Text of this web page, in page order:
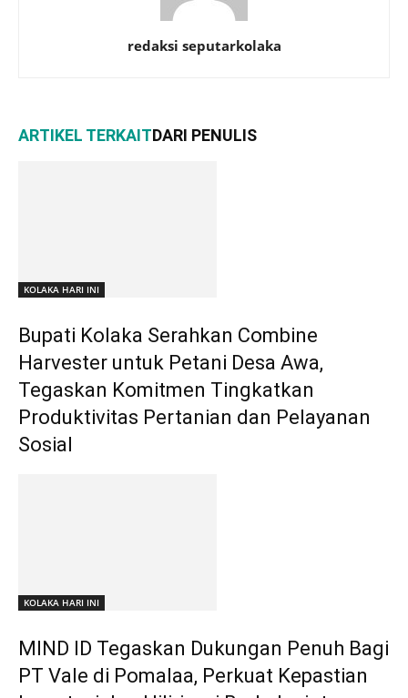
redaksi seputarkolaka
ARTIKEL TERKAITDARI PENULIS
KOLAKA HARI INI
Bupati Kolaka Serahkan Combine
Harvester untuk Petani Desa Awa,
Tegaskan Komitmen Tingkatkan
Produktivitas Pertanian dan Pelayanan
Sosial
KOLAKA HARI INI
MIND ID Tegaskan Dukungan Penuh Bagi
PT Vale di Pomalaa, Perkuat Kepastian